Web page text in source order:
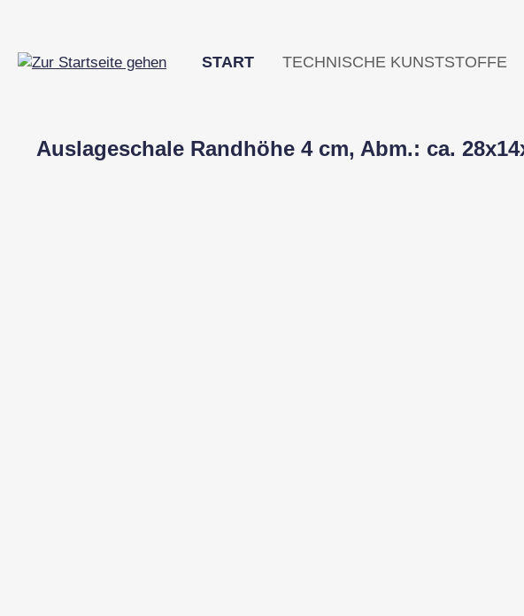
START TECHNISCHE KUNSTSTOFFE
Auslageschale Randhöhe 4 cm, Abm.: ca.